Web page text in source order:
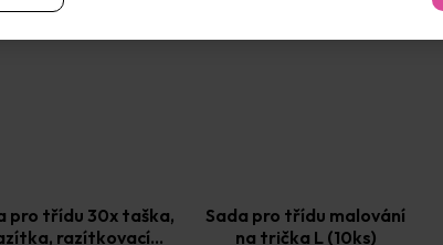
pro třídu 30x taška,
razítkovací
Sada pro třídu malování
na trička L (10ks)